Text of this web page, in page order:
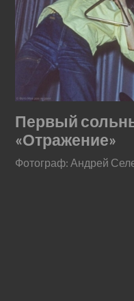
Первый
«Отражение»
Фотограф: Андрей